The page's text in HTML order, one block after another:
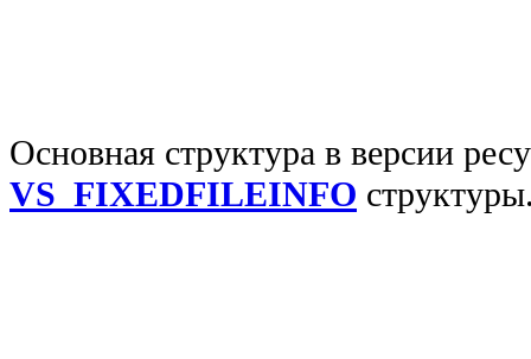
Основная структура в версии
VS_FIXEDFILEINFO